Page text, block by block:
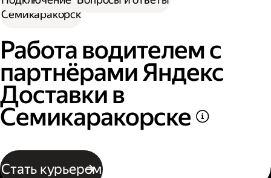
Семикаракорск
Работа водителем с
партнёрами Яндекс
Доставки в
Семикаракорске
Стать курьером